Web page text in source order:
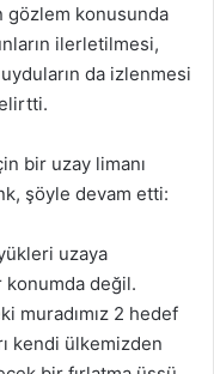
konusunda
ilerletilmesi,
da izlenmesi
bir uzay limanı
şöyle devam etti:
uzaya
konumda değil.
muradımız 2 hedef
kendi ülkemizden